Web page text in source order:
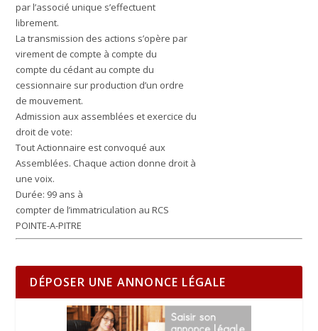
par l’associé unique s’effectuent
librement.
La transmission des actions s’opère par
virement de compte à compte du
compte du cédant au compte du
cessionnaire sur production d’un ordre
de mouvement.
Admission aux assemblées et exercice du
droit de vote:
Tout Actionnaire est convoqué aux
Assemblées. Chaque action donne droit à
une voix.
Durée: 99 ans à
compter de l’immatriculation au RCS
POINTE-A-PITRE
DÉPOSER UNE ANNONCE LÉGALE